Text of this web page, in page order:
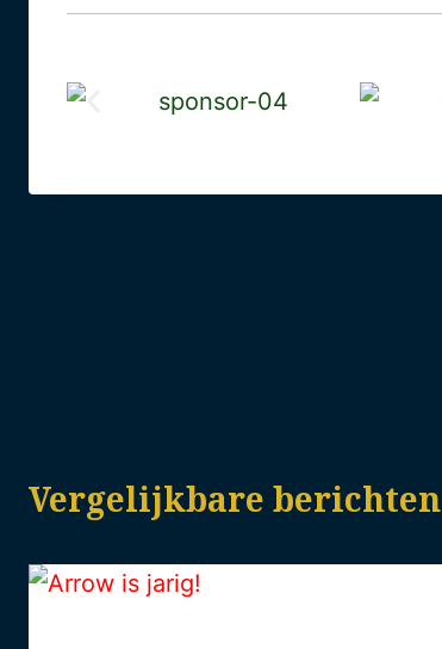
Vergelijkbare berichten